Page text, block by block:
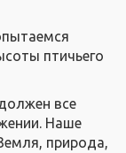
птичьего
все
Наше
природа,